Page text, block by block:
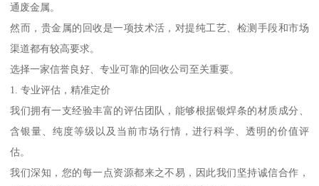
通废金属。
然而，贵金属的回收是一项技术活，对提纯工艺、检测手段和市场
渠道都有较高要求。
选择一家信誉良好、专业可靠的回收公司至关重要。
1. 专业评估，精准定价
我们拥有一支经验丰富的评估团队，能够根据银焊条的材质成分、
含银量、纯度等级以及当前市场行情，进行科学、透明的价值评
估。
我们深知，您的每一点资源都来之不易，因此我们坚持诚信合作，